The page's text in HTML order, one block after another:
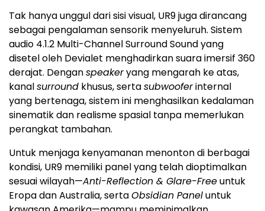
Tak hanya unggul dari sisi visual, UR9 juga dirancang
sebagai pengalaman sensorik menyeluruh. Sistem
audio 4.1.2 Multi-Channel Surround Sound yang
disetel oleh Devialet menghadirkan suara imersif 360
derajat. Denganspeakeryang mengarah ke atas,
kanalsurround khusus, sertasubwooferinternal
yang bertenaga, sistem ini menghasilkan kedalaman
sinematik dan realisme spasial tanpa memerlukan
perangkat tambahan.
Untuk menjaga kenyamanan menonton di berbagai
kondisi, UR9 memiliki panel yang telah dioptimalkan
sesuai wilayah—Anti-Reflection & Glare-Freeuntuk
Eropa dan Australia, sertaObsidian Paneluntuk